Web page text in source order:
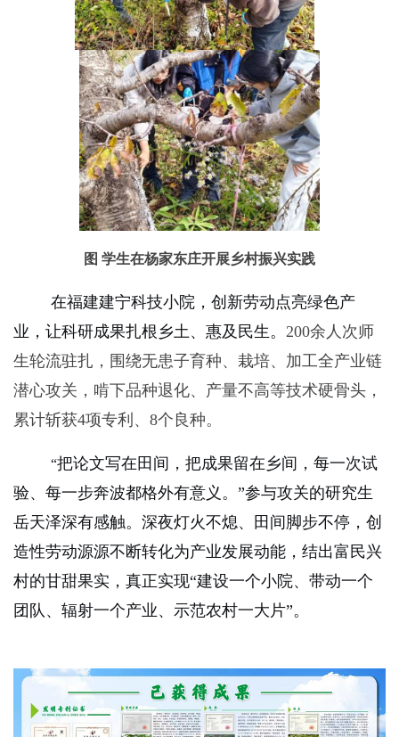
图 学生在杨家东庄开展乡村振兴实践
在福建建宁科技小院，创新劳动点亮绿色产
业，让科研成果扎根乡土、惠及民生。 200余人次师
生轮流驻扎，围绕无患子育种、栽培、加工全产业链
潜心攻关，啃下品种退化、产量不高等技术硬骨头，
累计斩获4项专利、 8个良种。
“把论文写在田间，把成果留在乡间，每一次试
验、每一步奔波都格外有意义。”参与攻关的研究生
岳天泽深有感触。深夜灯火不熄、田间脚步不停，创
造性劳动源源不断转化为产业发展动能，结出富民兴
村的甘甜果实，真正实现“建设一个小院、带动一个
团队、辐射一个产业、示范农村一大片”。